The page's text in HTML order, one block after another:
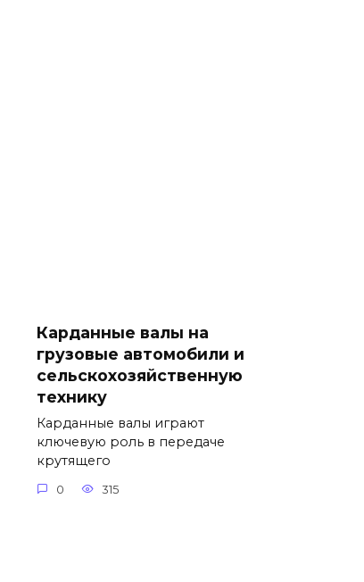
Карданные валы на
грузовые автомобили и
сельскохозяйственную
технику
Карданные валы играют
ключевую роль в передаче
крутящего
0 315